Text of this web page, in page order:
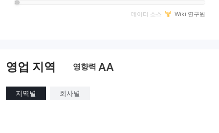
데이터 소스 Wiki 연구원
영업 지역 영향력 AA
지역별 회사별